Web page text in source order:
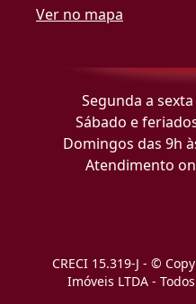
Ver no mapa
Segunda a
Sábado e
Domingos das 9h
Atendimento
CRECI 15.319-J - ©
Imóveis LTDA -